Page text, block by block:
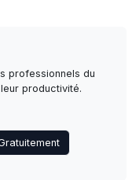
professionnels du
productivité.